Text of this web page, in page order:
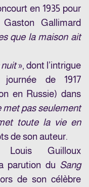
en 1935 pour
Gallimard
que la maison ait
», dont l’intrigue
de 1917
en Russie) dans
met pas seulement
toute la vie en
de son auteur.
Louis Guilloux
parution du Sang
de son célèbre